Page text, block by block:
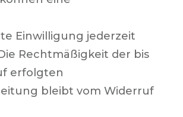
Einwilligung jederzeit
Rechtmäßigkeit der bis
erfolgten
bleibt vom Widerruf